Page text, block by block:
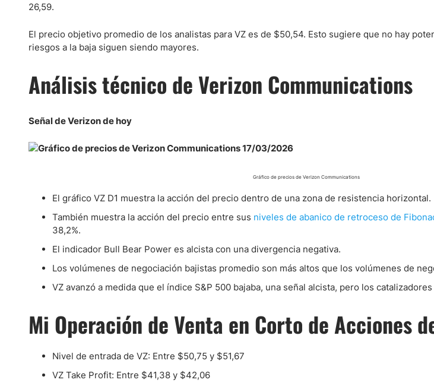
26,59.
El precio objetivo promedio de los analistas para VZ es de $50,54. Esto sugiere que no hay
riesgos a la baja siguen siendo mayores.
Análisis técnico de Verizon Communications
Señal de Verizon de hoy
Gráfico de precios de Verizon Communications
El gráfico VZ D1 muestra la acción del precio dentro de una zona de resistencia horizontal.
También muestra la acción del precio entre sus niveles de abanico de retroceso de
38,2%.
El indicador Bull Bear Power es alcista con una divergencia negativa.
Los volúmenes de negociación bajistas promedio son más altos que los volúmenes de
VZ avanzó a medida que el índice S&P 500 bajaba, una señal alcista, pero los
Mi Operación de Venta en Corto de Acciones
Nivel de entrada de VZ: Entre $50,75 y $51,67
VZ Take Profit: Entre $41,38 y $42,06